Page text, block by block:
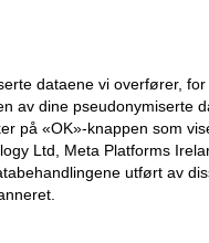
dataene vi overfører,
av dine pseudonymiserte
på «OK»-knappen som
Ltd, Meta Platforms
utført av